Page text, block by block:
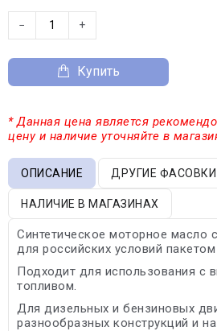
− +
Купить
* Данная цена является
цену и наличие уточняйте в
ОПИСАНИЕ ДРУГИЕ ФАСОВКИ
НАЛИЧИЕ В МАГАЗИНАХ
Синтетическое моторное масло
для российских условий пакетом
Подходит для использования с
топливом.
Для дизельных и бензиновых
разнообразных конструкций и